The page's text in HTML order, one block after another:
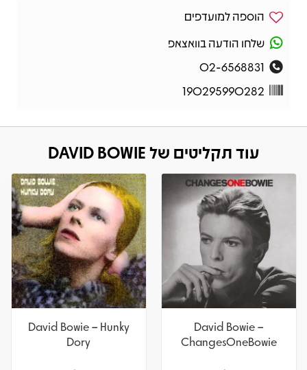
הוספה למועדפים
שלחו הודעה בוואצאפ
02-6568831
190295990282
עוד תקליטים של DAVID BOWIE
David Bowie –
ChangesOneBowie
David Bowie – Hunky
Dory